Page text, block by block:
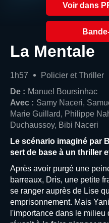
Voir dans
La Mentale
1h57 Policier et Thriller
De : Manuel Boursinhac
Avec : Samy Naceri,
Marie Guillard, Philippe
Duchaussoy, Bibi Naceri
Le scénario imaginé par
sert de base à un thriller
Après avoir purgé une
barreaux, Dris, une petite
se ranger auprès de Lise
emprisonnement. Mais
l'importance dans le milieu